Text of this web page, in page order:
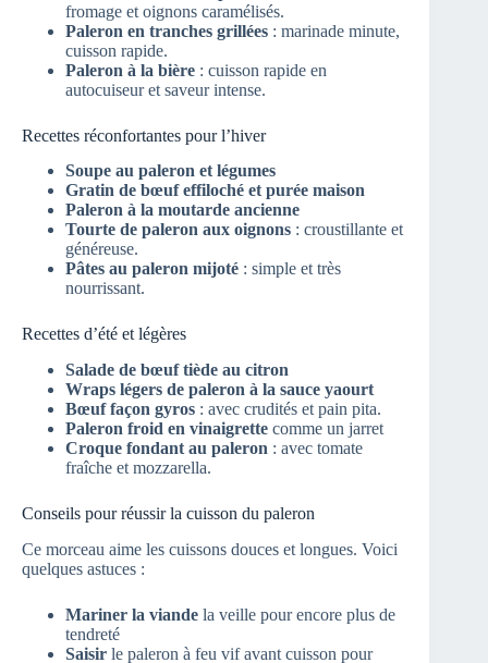
fromage et oignons caramélisés.
Paleron en tranches grillées : marinade minute,
cuisson rapide.
Paleron à la bière : cuisson rapide en
autocuiseur et saveur intense.
Recettes réconfortantes pour l’hiver
Soupe au paleron et légumes
Gratin de bœuf effiloché et purée maison
Paleron à la moutarde ancienne
Tourte de paleron aux oignons : croustillante et
généreuse.
Pâtes au paleron mijoté : simple et très
nourrissant.
Recettes d’été et légères
Salade de bœuf tiède au citron
Wraps légers de paleron à la sauce yaourt
Bœuf façon gyros : avec crudités et pain pita.
Paleron froid en vinaigrette comme un jarret
Croque fondant au paleron : avec tomate
fraîche et mozzarella.
Conseils pour réussir la cuisson du paleron
Ce morceau aime les cuissons douces et longues. Voici
quelques astuces :
Mariner la viande la veille pour encore plus de
tendreté
Saisir le paleron à feu vif avant cuisson pour